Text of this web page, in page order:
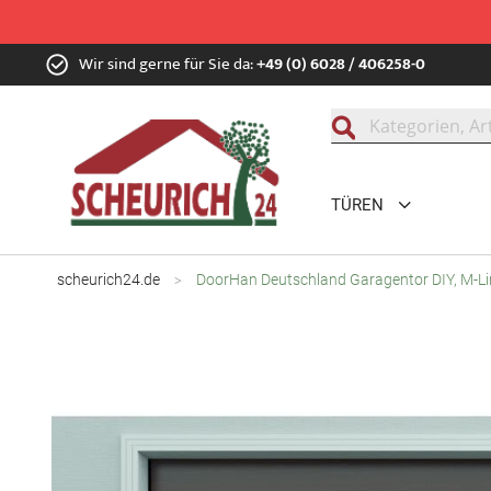
Zum
Inhalt Wir sind gerne für Sie da:+49 (0) 6028 / 406258-0
TÜREN
scheurich24.de DoorHan Deutschland Garagentor DIY, M-
springen